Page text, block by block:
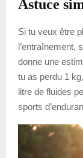
Astuce
Si tu veux être
l’entraînement,
donne une
tu as perdu 1
litre de fluides
sports